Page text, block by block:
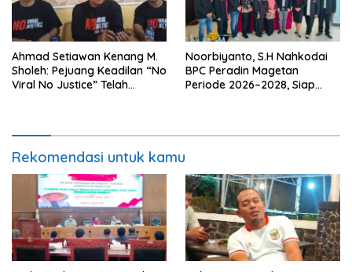
Ahmad Setiawan Kenang M.
Sholeh: Pejuang Keadilan “No
Viral No Justice” Telah
Noorbiyanto, S.H Nahkodai
BPC Peradin Magetan
Periode 2026–2028, Siap
Rekomendasi untuk kamu